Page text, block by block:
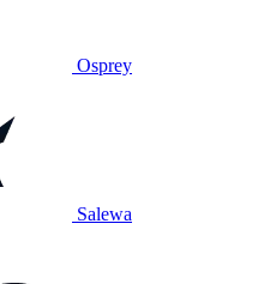
Osprey
Salewa